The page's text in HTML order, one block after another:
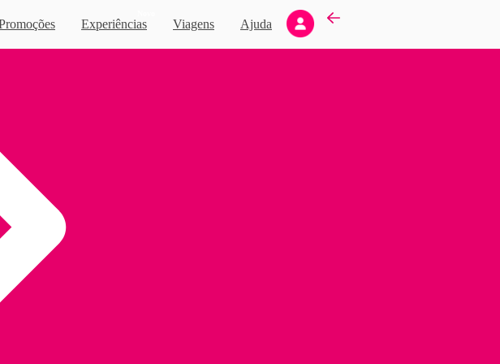
Experiências Viagens Ajuda